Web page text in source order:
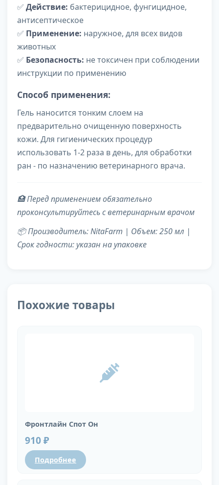
✅ Действие: бактерицидное, фунгицидное,
антисептическое
✅ Применение: наружное, для всех видов
животных
✅ Безопасность: не токсичен при соблюдении
инструкции по применению
Способ применения:
Гель наносится тонким слоем на
предварительно очищенную поверхность
кожи. Для гигиенических процедур
использовать 1-2 раза в день, для обработки
ран - по назначению ветеринарного врача.
🏥 Перед применением обязательно
проконсультируйтесь с ветеринарным врачом
📦 Производитель: NitaFarm | Объем: 250 мл |
Срок годности: указан на упаковке
Похожие товары
Фронтлайн Спот Он
910 ₽
Подробнее